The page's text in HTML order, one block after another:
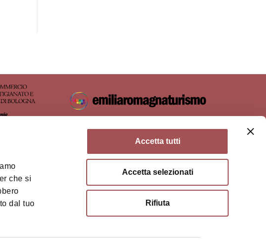
che si
dal tuo
Accetta tutti
Accetta selezionati
Rifiuta
policy